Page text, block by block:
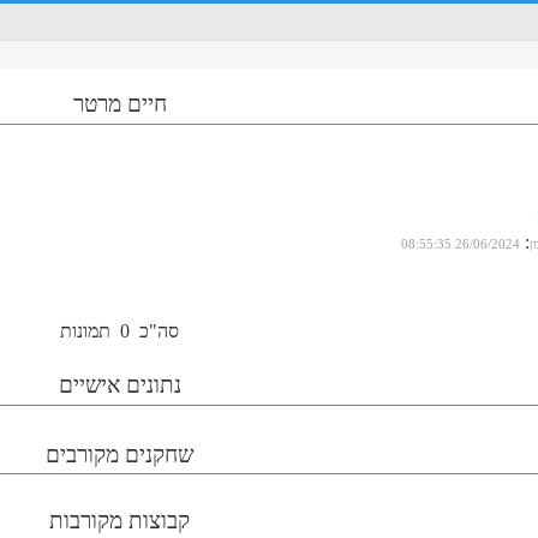
חיים מרטר
:
26/06/2024 08:55:35
סה"כ 0 תמונות
נתונים אישיים
שחקנים מקורבים
קבוצות מקורבות